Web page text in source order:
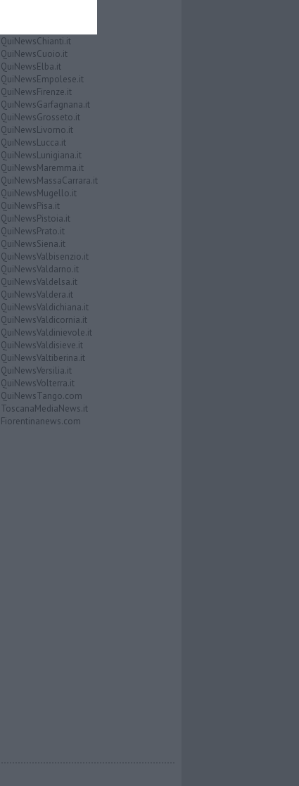
QuiNewsChianti.it
QuiNewsCuoio.it
QuiNewsElba.it
QuiNewsEmpolese.it
QuiNewsFirenze.it
QuiNewsGarfagnana.it
QuiNewsGrosseto.it
QuiNewsLivorno.it
QuiNewsLucca.it
QuiNewsLunigiana.it
QuiNewsMaremma.it
QuiNewsMassaCarrara.it
QuiNewsMugello.it
QuiNewsPisa.it
QuiNewsPistoia.it
QuiNewsPrato.it
QuiNewsSiena.it
QuiNewsValbisenzio.it
QuiNewsValdarno.it
QuiNewsValdelsa.it
QuiNewsValdera.it
QuiNewsValdichiana.it
QuiNewsValdicornia.it
QuiNewsValdinievole.it
QuiNewsValdisieve.it
QuiNewsValtiberina.it
QuiNewsVersilia.it
QuiNewsVolterra.it
QuiNewsTango.com
ToscanaMediaNews.it
Fiorentinanews.com